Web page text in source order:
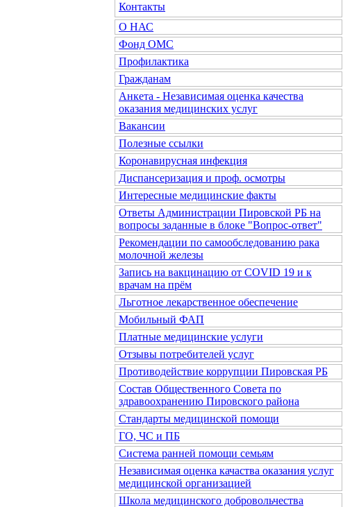
Контакты
О НАС
Фонд ОМС
Профилактика
Гражданам
Анкета - Независимая оценка качества
оказания медицинских услуг
Вакансии
Полезные ссылки
Коронавирусная инфекция
Диспансеризация и проф. осмотры
Интересные медицинские факты
Ответы Администрации Пировской РБ на
вопросы заданные в блоке "Вопрос-ответ"
Рекомендации по самообследованию рака
молочной железы
Запись на вакцинацию от COVID 19 и к
врачам на прём
Льготное лекарственное обеспечение
Мобильный ФАП
Платные медицинские услуги
Отзывы потребителей услуг
Противодействие коррупции Пировская РБ
Состав Общественного Совета по
здравоохранению Пировского района
Стандарты медицинской помощи
ГО, ЧС и ПБ
Система ранней помощи семьям
Независимая оценка качаства оказания услуг
медицинской организацией
Школа медицинского добровольчества